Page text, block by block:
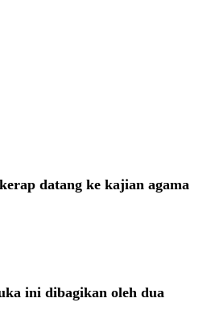
datang ke kajian agama
ini dibagikan oleh dua